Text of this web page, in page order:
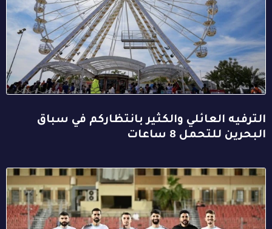
الترفيه العائلي والكثير بانتظاركم في سباق
البحرين للتحمل 8 ساعات